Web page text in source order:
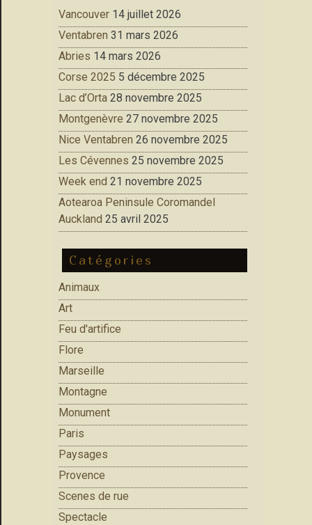
Vancouver 14 juillet 2026
Ventabren 31 mars 2026
Abries 14 mars 2026
Corse 2025 5 décembre 2025
Lac d’Orta 28 novembre 2025
Montgenèvre 27 novembre 2025
Nice Ventabren 26 novembre 2025
Les Cévennes 25 novembre 2025
Week end 21 novembre 2025
Aotearoa Peninsule Coromandel
Auckland 25 avril 2025
Catégories
Animaux
Art
Feu d'artifice
Flore
Marseille
Montagne
Monument
Paris
Paysages
Provence
Scenes de rue
Spectacle